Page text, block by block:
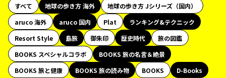
すべて 地球の歩き方 海外
地球の歩き方 Jシリーズ（国内）
aruco 海外
aruco 国内 Plat
ランキング&テクニック
Resort Style
島旅 御朱印 歴史時代
旅の図鑑
BOOKS スペシャルコラボ
BOOKS 旅の名言＆絶景
BOOKS 旅と健康
BOOKS 旅の読み物 BOOKS
D-Books